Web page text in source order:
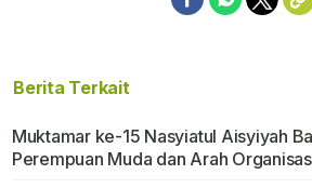
Berita Terkait
Muktamar ke-15 Nasyiatul Aisyiyah
Perempuan Muda dan Arah